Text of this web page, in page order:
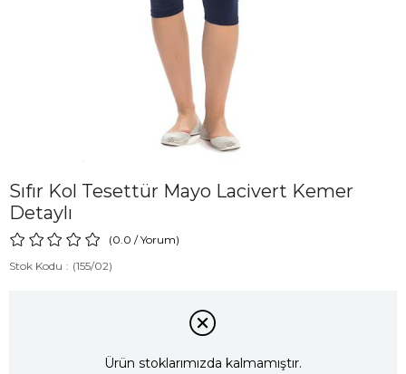
Sıfır Kol Tesettür Mayo Lacivert Kemer
Detaylı
0.0 /Yorum)
Stok Kodu
(155/02)
Ürün stoklarımızda kalmamıştır.